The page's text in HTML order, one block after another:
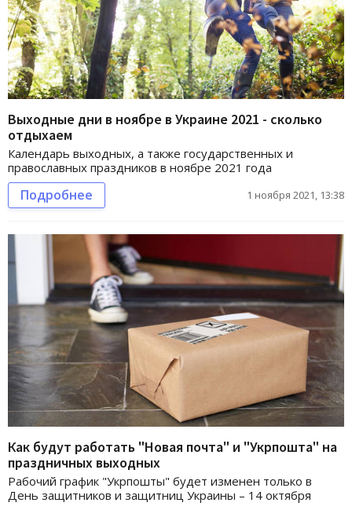
Выходные дни в ноябре в Украине 2021 - сколько
отдыхаем
Календарь выходных, а также государственных и
православных праздников в ноябре 2021 года
Подробнее 1 ноября 2021, 13:38
Как будут работать "Новая почта" и "Укрпошта" на
праздничных выходных
Рабочий график "Укрпошты" будет изменен только в
День защитников и защитниц Украины – 14 октября